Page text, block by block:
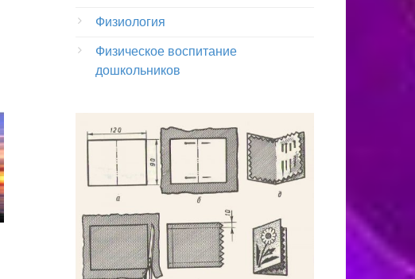
Физиология
Физическое воспитание
дошкольников